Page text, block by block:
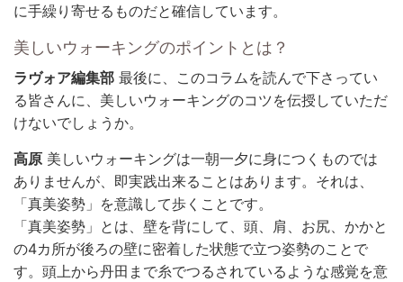
に手繰り寄せるものだと確信しています。
美しいウォーキングのポイントとは？
ラヴォア編集部 最後に、このコラムを読んで下さってい
る皆さんに、美しいウォーキングのコツを伝授していただ
けないでしょうか。
高原 美しいウォーキングは一朝一夕に身につくものでは
ありませんが、即実践出来ることはあります。それは、
「真美姿勢」を意識して歩くことです。
「真美姿勢」とは、壁を背にして、頭、肩、お尻、かかと
の4カ所が後ろの壁に密着した状態で立つ姿勢のことで
す。頭上から丹田まで糸でつるされているような感覚を意